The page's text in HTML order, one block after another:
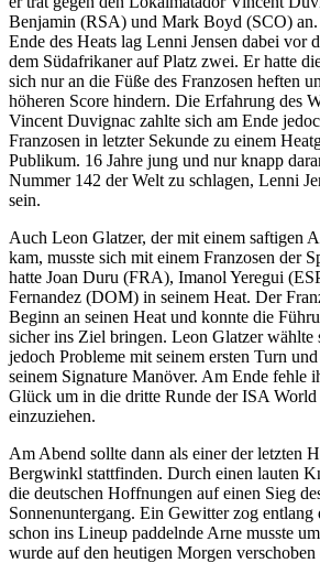
Benjamin (RSA) und Mark Boyd (SCO)
Ende des Heats lag Lenni Jensen dabei vor
dem Südafrikaner auf Platz zwei. Er hatte
sich nur an die Füße des Franzosen heften
höheren Score hindern. Die Erfahrung des
Vincent Duvignac zahlte sich am Ende
Franzosen in letzter Sekunde zu einem
Publikum. 16 Jahre jung und nur knapp
Nummer 142 der Welt zu schlagen, Lenni
sein.
Auch Leon Glatzer, der mit einem saftigen
kam, musste sich mit einem Franzosen der
hatte Joan Duru (FRA), Imanol Yeregui
Fernandez (DOM) in seinem Heat. Der
Beginn an seinen Heat und konnte die
sicher ins Ziel bringen. Leon Glatzer wählte
jedoch Probleme mit seinem ersten Turn
seinem Signature Manöver. Am Ende fehle
Glück um in die dritte Runde der ISA World
einzuziehen.
Am Abend sollte dann als einer der letzten
Bergwinkl stattfinden. Durch einen lauten
die deutschen Hoffnungen auf einen Sieg
Sonnenuntergang. Ein Gewitter zog entlang
schon ins Lineup paddelnde Arne musste
wurde auf den heutigen Morgen